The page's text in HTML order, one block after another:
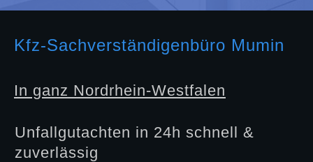
Kfz-Sachverständigenbüro Mumin
In ganz Nordrhein-Westfalen
Unfallgutachten in 24h schnell &
zuverlässig